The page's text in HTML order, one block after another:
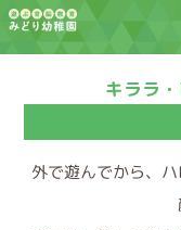
キララ
外で遊んでから、